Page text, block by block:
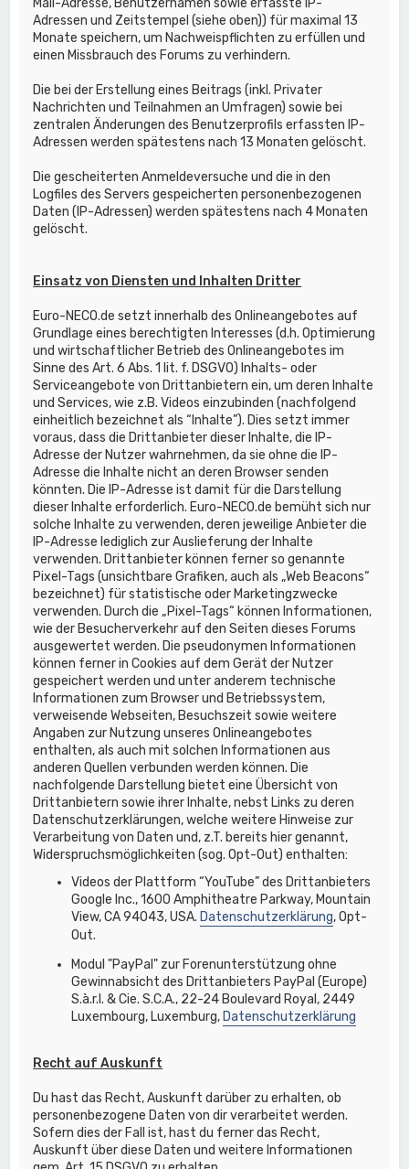
Adressen und Zeitstempel (siehe oben)) für maximal 13
Monate speichern, um Nachweispflichten zu erfüllen und
einen Missbrauch des Forums zu verhindern.
Die bei der Erstellung eines Beitrags (inkl. Privater
Nachrichten und Teilnahmen an Umfragen) sowie bei
zentralen Änderungen des Benutzerprofils erfassten IP-
Adressen werden spätestens nach 13 Monaten gelöscht.
Die gescheiterten Anmeldeversuche und die in den
Logfiles des Servers gespeicherten personenbezogenen
Daten (IP-Adressen) werden spätestens nach 4 Monaten
gelöscht.
Einsatz von Diensten und Inhalten Dritter
Euro-NECO.de setzt innerhalb des Onlineangebotes auf
Grundlage eines berechtigten Interesses (d.h. Optimierung
und wirtschaftlicher Betrieb des Onlineangebotes im
Sinne des Art. 6 Abs. 1 lit. f. DSGVO) Inhalts- oder
Serviceangebote von Drittanbietern ein, um deren Inhalte
und Services, wie z.B. Videos einzubinden (nachfolgend
einheitlich bezeichnet als “Inhalte”). Dies setzt immer
voraus, dass die Drittanbieter dieser Inhalte, die IP-
Adresse der Nutzer wahrnehmen, da sie ohne die IP-
Adresse die Inhalte nicht an deren Browser senden
könnten. Die IP-Adresse ist damit für die Darstellung
dieser Inhalte erforderlich. Euro-NECO.de bemüht sich nur
solche Inhalte zu verwenden, deren jeweilige Anbieter die
IP-Adresse lediglich zur Auslieferung der Inhalte
verwenden. Drittanbieter können ferner so genannte
Pixel-Tags (unsichtbare Grafiken, auch als „Web Beacons“
bezeichnet) für statistische oder Marketingzwecke
verwenden. Durch die „Pixel-Tags“ können Informationen,
wie der Besucherverkehr auf den Seiten dieses Forums
ausgewertet werden. Die pseudonymen Informationen
können ferner in Cookies auf dem Gerät der Nutzer
gespeichert werden und unter anderem technische
Informationen zum Browser und Betriebssystem,
verweisende Webseiten, Besuchszeit sowie weitere
Angaben zur Nutzung unseres Onlineangebotes
enthalten, als auch mit solchen Informationen aus
anderen Quellen verbunden werden können. Die
nachfolgende Darstellung bietet eine Übersicht von
Drittanbietern sowie ihrer Inhalte, nebst Links zu deren
Datenschutzerklärungen, welche weitere Hinweise zur
Verarbeitung von Daten und, z.T. bereits hier genannt,
Widerspruchsmöglichkeiten (sog. Opt-Out) enthalten:
Videos der Plattform “YouTube” des Drittanbieters
Google Inc., 1600 Amphitheatre Parkway, Mountain
View, CA 94043, USA. Datenschutzerklärung, Opt-
Out.
Modul "PayPal" zur Forenunterstützung ohne
Gewinnabsicht des Drittanbieters PayPal (Europe)
S.à.r.l. & Cie. S.C.A., 22-24 Boulevard Royal, 2449
Luxembourg, Luxemburg, Datenschutzerklärung
Recht auf Auskunft
Du hast das Recht, Auskunft darüber zu erhalten, ob
personenbezogene Daten von dir verarbeitet werden.
Sofern dies der Fall ist, hast du ferner das Recht,
Auskunft über diese Daten und weitere Informationen